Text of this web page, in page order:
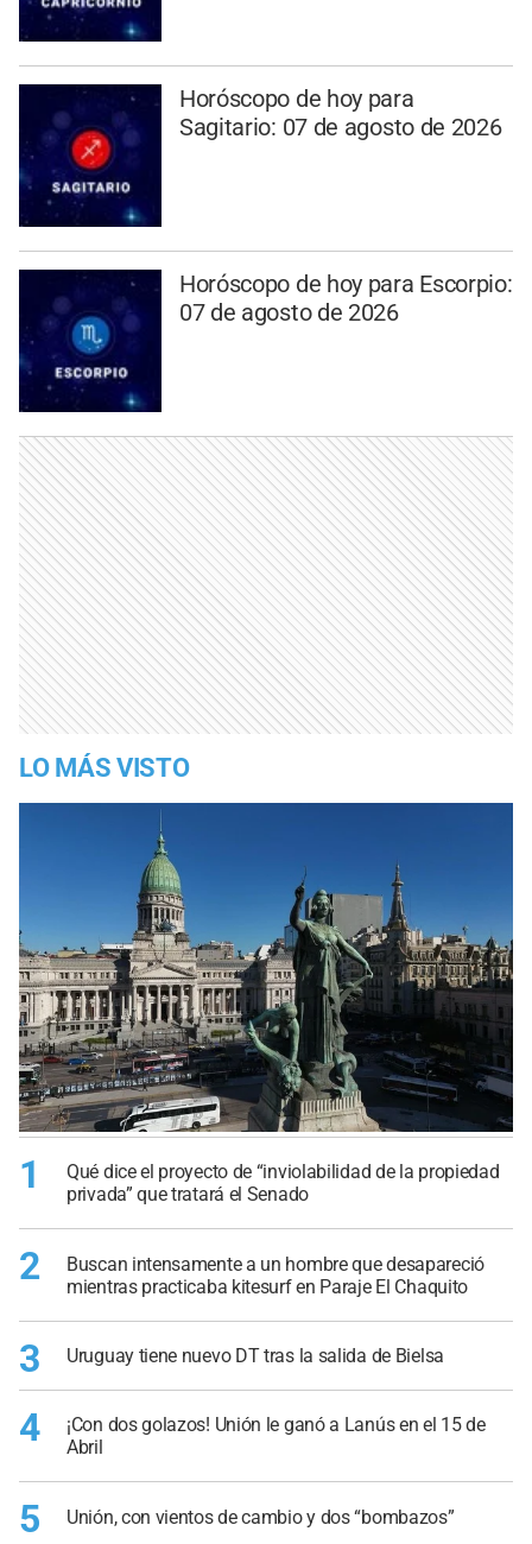
Horóscopo de hoy para
Sagitario: 07 de agosto de 2026
Horóscopo de hoy para Escorpio:
07 de agosto de 2026
LO MÁS VISTO
1
Qué dice el proyecto de “inviolabilidad de la propiedad
privada” que tratará el Senado
2
Buscan intensamente a un hombre que desapareció
mientras practicaba kitesurf en Paraje El Chaquito
3 Uruguay tiene nuevo DT tras la salida de Bielsa
4
¡Con dos golazos! Unión le ganó a Lanús en el 15 de
Abril
5 Unión, con vientos de cambio y dos “bombazos”